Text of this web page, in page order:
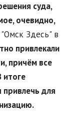
суда,
очевидно,
Здесь" в
привлекали
причём все
итоге
для